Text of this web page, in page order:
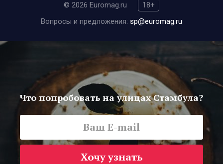
© 2026 Euromag.ru
18+
Вопросы и предложения: sp@euromag.ru
Что попробовать на улицах Стамбула?
Хочу узнать